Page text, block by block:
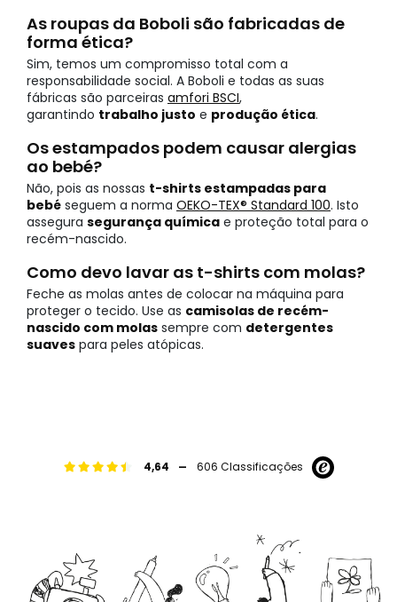
As roupas da Boboli são fabricadas de
forma ética?
Sim, temos um compromisso total com a
responsabilidade social. A Boboli e todas as suas
fábricas são parceiras amfori BSCI,
garantindo trabalho justo e produção ética.
Os estampados podem causar alergias
ao bebé?
Não, pois as nossas t-shirts estampadas para
bebé seguem a norma OEKO-TEX® Standard 100. Isto
assegura segurança química e proteção total para o
recém-nascido.
Como devo lavar as t-shirts com molas?
Feche as molas antes de colocar na máquina para
proteger o tecido. Use as camisolas de recém-
nascido com molas sempre com detergentes
suaves para peles atópicas.
4,64 - 606 Classificações